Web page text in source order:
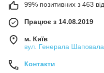
99% позитивних з 463
Працює з 14.08.2019
м. Київ
вул. Генерала Шаповала
Контакти